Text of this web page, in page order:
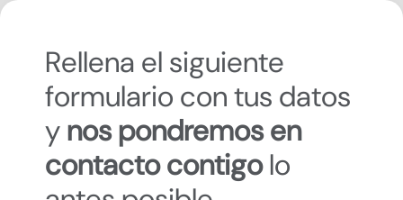
Rellena el siguiente
formulario con tus datos
ynos pondremos en
contacto contigolo